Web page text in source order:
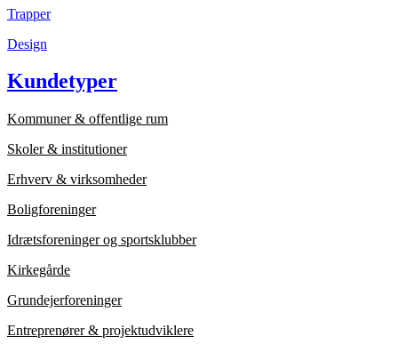
Trapper
Design
Kundetyper
Kommuner & offentlige rum
Skoler & institutioner
Erhverv & virksomheder
Boligforeninger
Idrætsforeninger og sportsklubber
Kirkegårde
Grundejerforeninger
Entreprenører & projektudviklere